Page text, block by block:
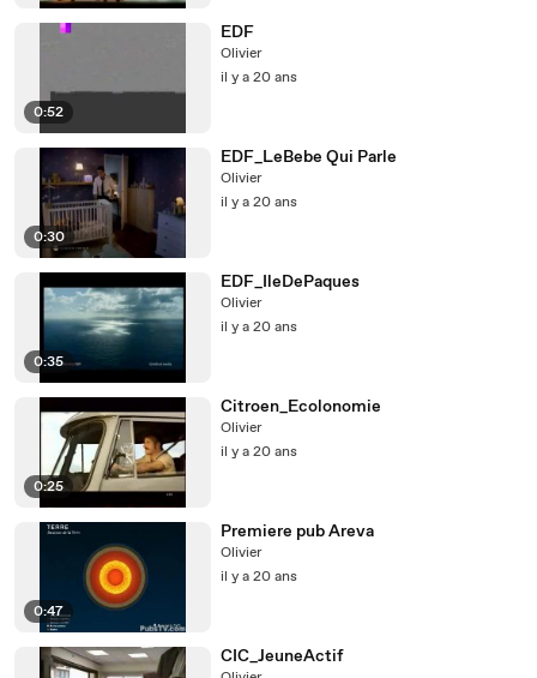
0:52
EDF
Olivier
il y a 20 ans
0:30
EDF_LeBebe Qui Parle
Olivier
il y a 20 ans
0:35
EDF_IleDePaques
Olivier
il y a 20 ans
0:25
Citroen_Ecolonomie
Olivier
il y a 20 ans
0:47
Premiere pub Areva
Olivier
il y a 20 ans
CIC_JeuneActif